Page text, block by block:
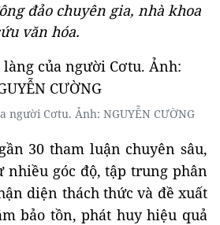
đảo chuyên gia, nhà khoa
văn hóa.
người Cơtu. Ảnh: NGUYỄN CƯỜNG
30 tham luận chuyên sâu,
nhiều góc độ, tập trung phân
diện thách thức và đề xuất
bảo tồn, phát huy hiệu quả